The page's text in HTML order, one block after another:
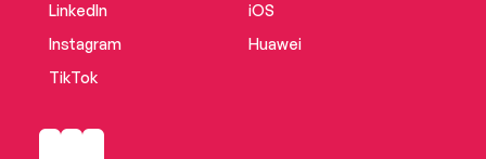
LinkedIn
Instagram
TikTok
iOS
Huawei